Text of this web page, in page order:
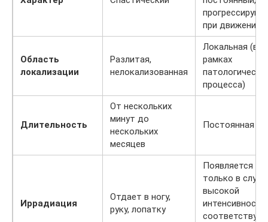
при движении.
Область
локализации
Разлитая,
нелокализованная
Локальная (в
рамках
процесса)
Длительность
От нескольких
минут до
нескольких
месяцев
Постоянная
Иррадиация
Отдает в ногу,
руку, лопатку
Появляется
только в
высокой
интенсивности
соответствует